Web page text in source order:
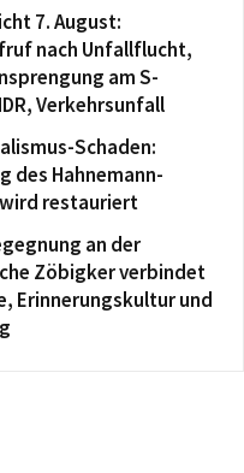
7. August:
nach Unfallflucht,
am S-
Verkehrsunfall
Schaden:
des Hahnemann-
restauriert
an der
Zöbigker verbindet
Erinnerungskultur und